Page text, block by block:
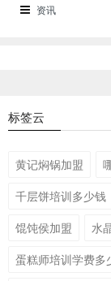
和县级城市的标准都
资讯
标签云
黄记焖锅加盟
千层饼培训多少钱
馄饨侯加盟
水
蛋糕师培训学费多